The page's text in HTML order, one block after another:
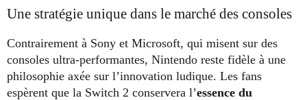
Une stratégie unique dans le marché des consoles
Contrairement à Sony et Microsoft, qui misent sur des
consoles ultra-performantes, Nintendo reste fidèle à une
philosophie axée sur l’innovation ludique. Les fans
espèrent que la Switch 2 conservera l’essence du